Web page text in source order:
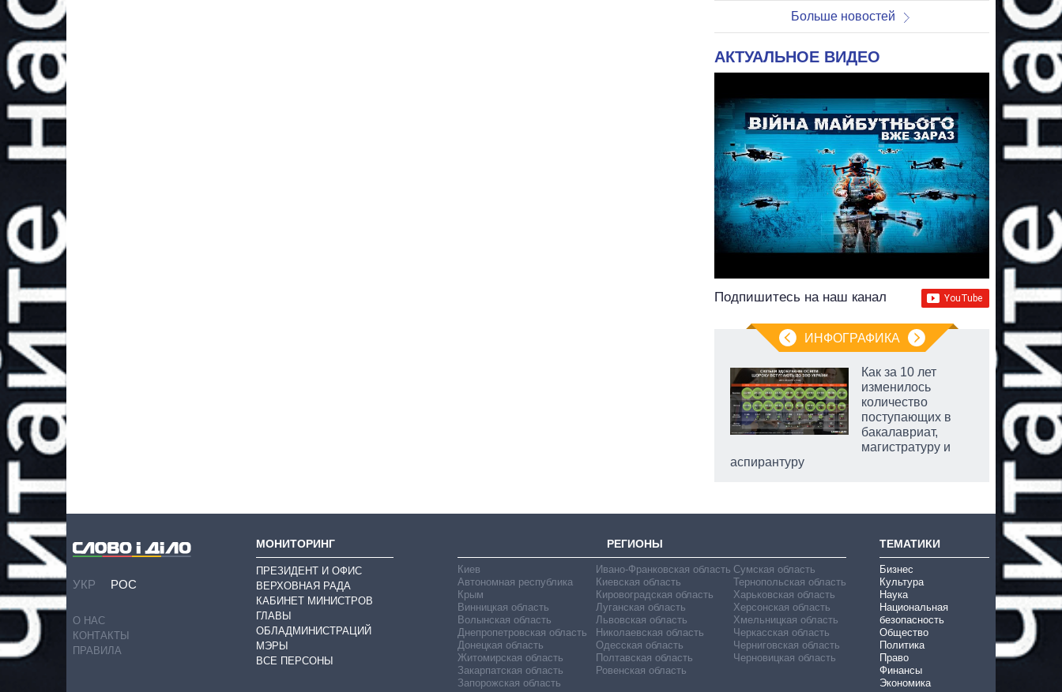
Больше новостей
АКТУАЛЬНОЕ ВИДЕО
Подпишитесь на наш канал
ИНФОГРАФИКА
Как за 10 лет
изменилось
количество
поступающих в
бакалавриат,
магистратуру и
аспирантуру
УКР РОС
О НАС
КОНТАКТЫ
ПРАВИЛА
МОНИТОРИНГ
ПРЕЗИДЕНТ И ОФИС
ВЕРХОВНАЯ РАДА
КАБИНЕТ МИНИСТРОВ
ГЛАВЫ
ОБЛАДМИНИСТРАЦИЙ
МЭРЫ
ВСЕ ПЕРСОНЫ
РЕГИОНЫ
Киев
Автономная республика
Крым
Винницкая область
Волынская область
Днепропетровская область
Донецкая область
Житомирская область
Закарпатская область
Запорожская область
Ивано-Франковская область
Киевская область
Кировоградская область
Луганская область
Львовская область
Николаевская область
Одесская область
Полтавская область
Ровенская область
Сумская область
Тернопольская область
Харьковская область
Херсонская область
Хмельницкая область
Черкасская область
Черниговская область
Черновицкая область
ТЕМАТИКИ
Бизнес
Культура
Наука
Национальная
безопасность
Общество
Политика
Право
Финансы
Экономика